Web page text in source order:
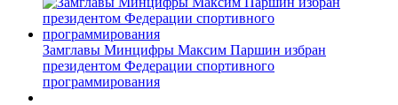
Замглавы Минцифры Максим Паршин избран
президентом Федерации спортивного
программирования